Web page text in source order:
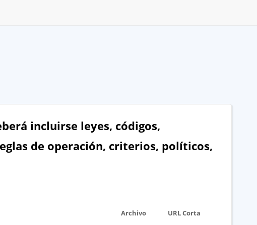
incluirse leyes, códigos,
de operación, criterios, políticos,
Archivo URL Corta